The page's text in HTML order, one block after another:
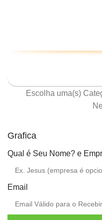
Escolha uma(s)
Grafica
Qual é Seu Nome? e
Email